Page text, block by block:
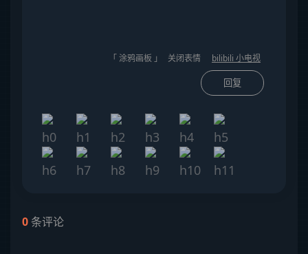
「 涂鸦画板 」 关闭表情 bilibili 小电视
回复
0条评论